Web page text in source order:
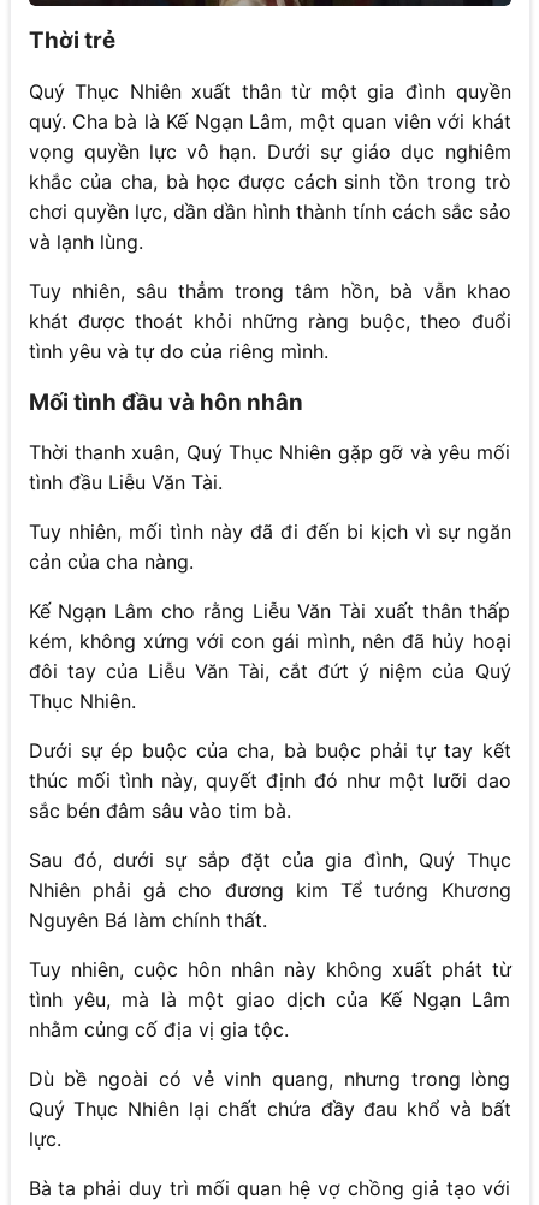
Thời trẻ
Quý Thục Nhiên xuất thân từ một gia đình quyền
quý. Cha bà là Kế Ngạn Lâm, một quan viên với khát
vọng quyền lực vô hạn. Dưới sự giáo dục nghiêm
khắc của cha, bà học được cách sinh tồn trong trò
chơi quyền lực, dần dần hình thành tính cách sắc sảo
và lạnh lùng.
Tuy nhiên, sâu thẳm trong tâm hồn, bà vẫn khao
khát được thoát khỏi những ràng buộc, theo đuổi
tình yêu và tự do của riêng mình.
Mối tình đầu và hôn nhân
Thời thanh xuân, Quý Thục Nhiên gặp gỡ và yêu mối
tình đầu Liễu Văn Tài.
Tuy nhiên, mối tình này đã đi đến bi kịch vì sự ngăn
cản của cha nàng.
Kế Ngạn Lâm cho rằng Liễu Văn Tài xuất thân thấp
kém, không xứng với con gái mình, nên đã hủy hoại
đôi tay của Liễu Văn Tài, cắt đứt ý niệm của Quý
Thục Nhiên.
Dưới sự ép buộc của cha, bà buộc phải tự tay kết
thúc mối tình này, quyết định đó như một lưỡi dao
sắc bén đâm sâu vào tim bà.
Sau đó, dưới sự sắp đặt của gia đình, Quý Thục
Nhiên phải gả cho đương kim Tể tướng Khương
Nguyên Bá làm chính thất.
Tuy nhiên, cuộc hôn nhân này không xuất phát từ
tình yêu, mà là một giao dịch của Kế Ngạn Lâm
nhằm củng cố địa vị gia tộc.
Dù bề ngoài có vẻ vinh quang, nhưng trong lòng
Quý Thục Nhiên lại chất chứa đầy đau khổ và bất
lực.
Bà ta phải duy trì mối quan hệ vợ chồng giả tạo với